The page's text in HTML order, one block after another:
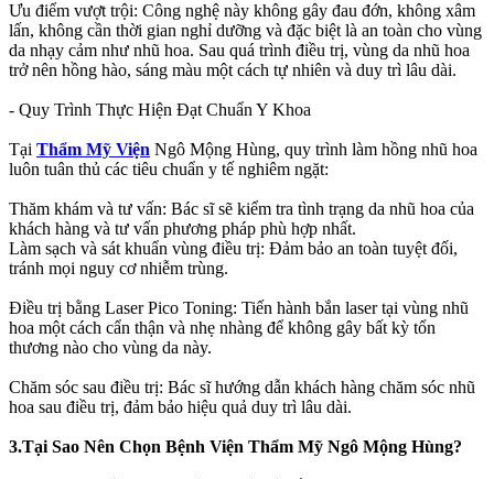
Ưu điểm vượt trội: Công nghệ này không gây đau đớn, không xâm
lấn, không cần thời gian nghỉ dưỡng và đặc biệt là an toàn cho vùng
da nhạy cảm như nhũ hoa. Sau quá trình điều trị, vùng da nhũ hoa
trở nên hồng hào, sáng màu một cách tự nhiên và duy trì lâu dài.
- Quy Trình Thực Hiện Đạt Chuẩn Y Khoa
Tại Thẩm Mỹ Viện Ngô Mộng Hùng, quy trình làm hồng nhũ hoa
luôn tuân thủ các tiêu chuẩn y tế nghiêm ngặt:
Thăm khám và tư vấn: Bác sĩ sẽ kiểm tra tình trạng da nhũ hoa của
khách hàng và tư vấn phương pháp phù hợp nhất.
Làm sạch và sát khuẩn vùng điều trị: Đảm bảo an toàn tuyệt đối,
tránh mọi nguy cơ nhiễm trùng.
Điều trị bằng Laser Pico Toning: Tiến hành bắn laser tại vùng nhũ
hoa một cách cẩn thận và nhẹ nhàng để không gây bất kỳ tổn
thương nào cho vùng da này.
Chăm sóc sau điều trị: Bác sĩ hướng dẫn khách hàng chăm sóc nhũ
hoa sau điều trị, đảm bảo hiệu quả duy trì lâu dài.
3.Tại Sao Nên Chọn Bệnh Viện Thẩm Mỹ Ngô Mộng Hùng?